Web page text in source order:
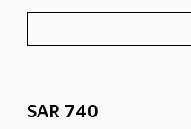
740 SAR